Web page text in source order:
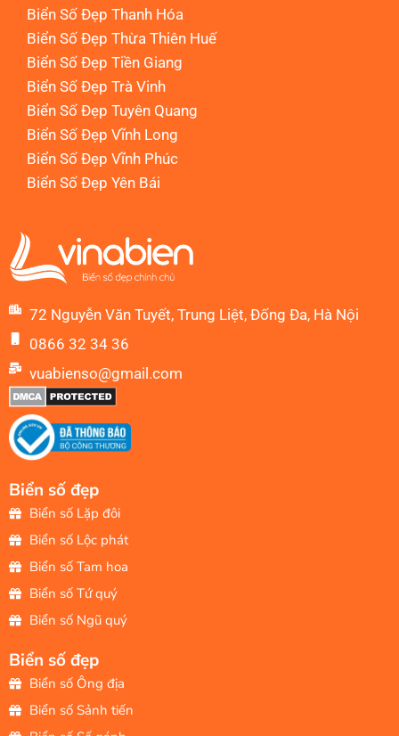
Biển Số Đẹp Thanh Hóa
Biển Số Đẹp Thừa Thiên Huế
Biển Số Đẹp Tiền Giang
Biển Số Đẹp Trà Vinh
Biển Số Đẹp Tuyên Quang
Biển Số Đẹp Vĩnh Long
Biển Số Đẹp Vĩnh Phúc
Biển Số Đẹp Yên Bái
72 Nguyễn Văn Tuyết, Trung Liệt, Đống Đa, Hà Nội
0866 32 34 36
vuabienso@gmail.com
Biển số đẹp
Biển số Lặp đôi
Biển số Lộc phát
Biển số Tam hoa
Biển số Tứ quý
Biển số Ngũ quý
Biển số đẹp
Biển số Ông địa
Biển số Sảnh tiến